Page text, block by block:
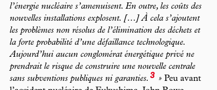
l’énergie nucléaire s’amenuisent. En outre, les coûts des
nouvelles installations explosent. […] À cela s’ajoutent
les problèmes non résolus de l’élimination des déchets et
la forte probabilité d’une défaillance technologique.
Aujourd’hui aucun conglomérat énergétique privé ne
prendrait le risque de construire une nouvelle centrale
sans subventions publiques ni garanties. 3 » Peu avant